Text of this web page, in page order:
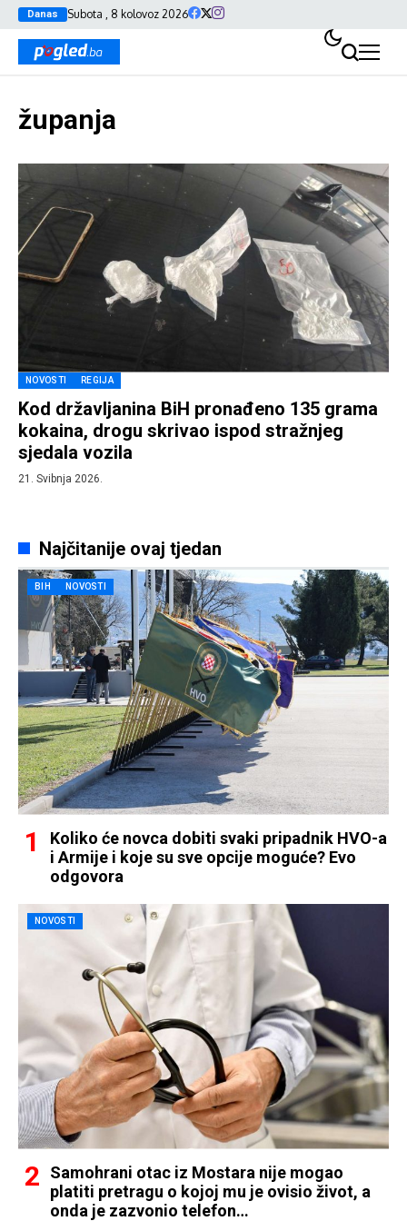
Danas Subota , 8 kolovoz 2026
županja
NOVOSTI REGIJA
Kod državljanina BiH pronađeno 135 grama
kokaina, drogu skrivao ispod stražnjeg
sjedala vozila
21. Svibnja 2026.
Najčitanije ovaj tjedan
BIH NOVOSTI
Koliko će novca dobiti svaki pripadnik HVO-a
i Armije i koje su sve opcije moguće? Evo
odgovora
NOVOSTI
Samohrani otac iz Mostara nije mogao
platiti pretragu o kojoj mu je ovisio život, a
onda je zazvonio telefon…